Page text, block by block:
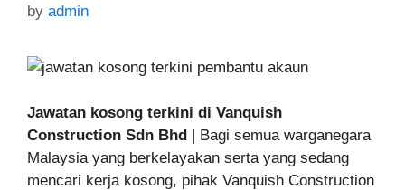
by admin
Jawatan kosong terkini di Vanquish
Construction Sdn Bhd | Bagi semua warganegara
Malaysia yang berkelayakan serta yang sedang
mencari kerja kosong, pihak Vanquish Construction